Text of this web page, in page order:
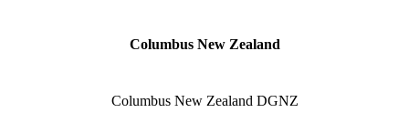
Columbus New Zealand
Columbus New Zealand DGNZ